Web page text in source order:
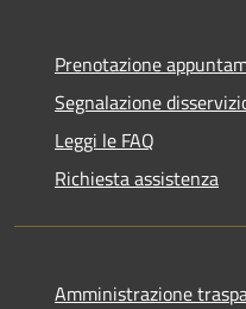
Prenotazione
Segnalazione
Leggi le FAQ
Richiesta assistenza
Amministrazione